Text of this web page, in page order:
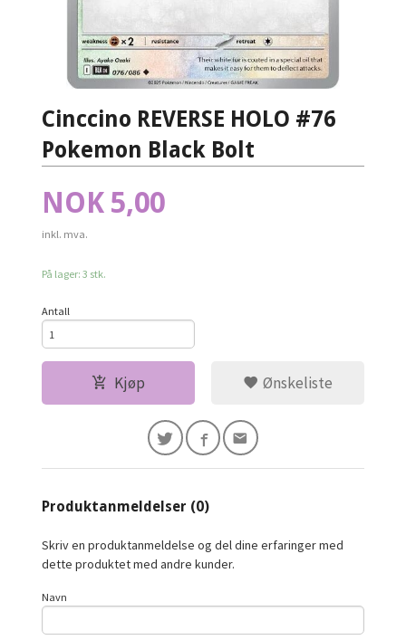
Cinccino REVERSE HOLO #76
Pokemon Black Bolt
Pris
NOK 5,00
inkl. mva.
På lager: 3 stk.
Antall
Kjøp Ønskeliste
Produktanmeldelser (0)
Skriv en produktanmeldelse og del dine erfaringer med
dette produktet med andre kunder.
Navn